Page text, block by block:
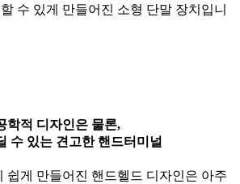
수 있게 만들어진 소형 단말 장치입니
학적 디자인은 물론,
수 있는 견고한 핸드터미널
쉽게 만들어진 핸드헬드 디자인은 아주